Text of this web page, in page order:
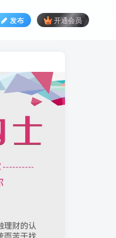
发布 开通会员